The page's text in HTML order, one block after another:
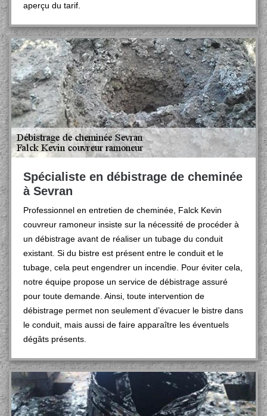
aperçu du tarif.
Spécialiste en débistrage de cheminée
à Sevran
Professionnel en entretien de cheminée, Falck Kevin
couvreur ramoneur insiste sur la nécessité de procéder à
un débistrage avant de réaliser un tubage du conduit
existant. Si du bistre est présent entre le conduit et le
tubage, cela peut engendrer un incendie. Pour éviter cela,
notre équipe propose un service de débistrage assuré
pour toute demande. Ainsi, toute intervention de
débistrage permet non seulement d’évacuer le bistre dans
le conduit, mais aussi de faire apparaître les éventuels
dégâts présents.